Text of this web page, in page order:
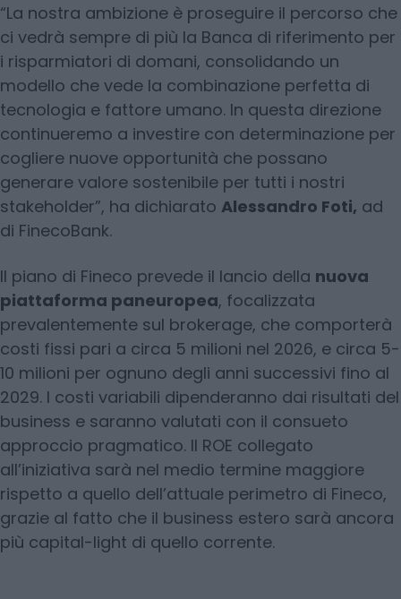
“La nostra ambizione è proseguire il percorso che
ci vedrà sempre di più la Banca di riferimento per
i risparmiatori di domani, consolidando un
modello che vede la combinazione perfetta di
tecnologia e fattore umano. In questa direzione
continueremo a investire con determinazione per
cogliere nuove opportunità che possano
generare valore sostenibile per tutti i nostri
stakeholder”, ha dichiarato Alessandro Foti, ad
di FinecoBank.
Il piano di Fineco prevede il lancio della nuova
piattaforma paneuropea, focalizzata
prevalentemente sul brokerage, che comporterà
costi fissi pari a circa 5 milioni nel 2026, e circa 5-
10 milioni per ognuno degli anni successivi fino al
2029. I costi variabili dipenderanno dai risultati del
business e saranno valutati con il consueto
approccio pragmatico. Il ROE collegato
all’iniziativa sarà nel medio termine maggiore
rispetto a quello dell’attuale perimetro di Fineco,
grazie al fatto che il business estero sarà ancora
più capital-light di quello corrente.